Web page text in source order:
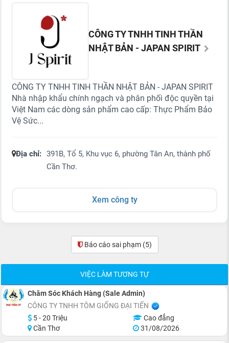
CÔNG TY TNHH TINH THẦN
NHẬT BẢN - JAPAN SPIRIT
CÔNG TY TNHH TINH THẦN NHẬT BẢN - JAPAN SPIRIT
Nhà nhập khẩu chính ngạch và phân phối độc quyền tại
Việt Nam các dòng sản phẩm cao cấp: Thực Phẩm Bảo
Vệ Sức...
Địa chỉ: 391B, Tổ 5, Khu vục 6, phường Tân An, thành phố
Cần Thơ.
Xem công ty
Báo cáo sai phạm (5)
VIỆC LÀM TƯƠNG TỰ
Chăm Sóc Khách Hàng (Sale Admin)
CÔNG TY TNHH TÔM GIỐNG ĐẠI TIẾN
5 - 20 Triệu
Cao đẳng
Cần Thơ
31/08/2026